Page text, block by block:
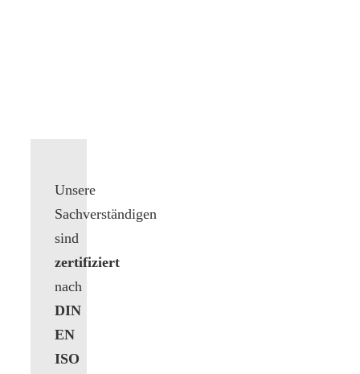
Unsere
Sachverständigen
sind
zertifiziert
nach
DIN
EN
ISO